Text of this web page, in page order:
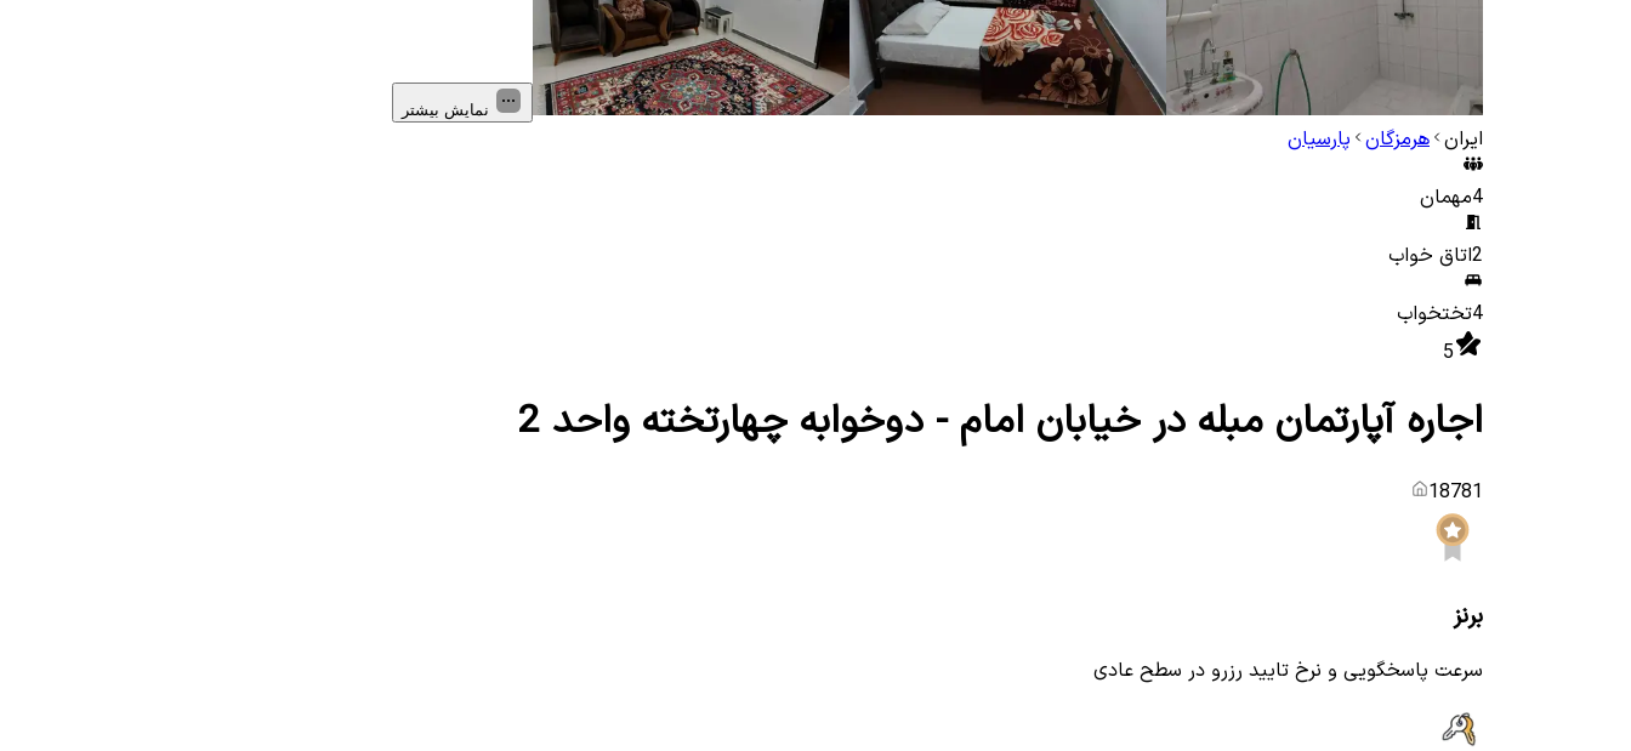
نمایش بیشتر
ایران هرمزگان پارسیان
4مهمان
2اتاق خواب
4تختخواب
5
اجاره آپارتمان مبله در خیابان امام - دوخوابه چهارتخته واحد 2
18781
برنز
سرعت پاسخگویی و نرخ تایید رزرو در سطح عادی